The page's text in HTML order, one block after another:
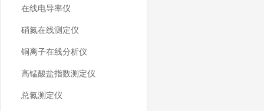
在线电导率仪
硝氮在线测定仪
铜离子在线分析仪
高锰酸盐指数测定仪
总氮测定仪